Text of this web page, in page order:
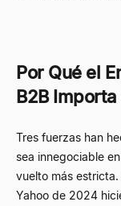
Por Qué el
B2B
Tres fuerzas han
sea innegociable
vuelto más
Yahoo de 2024